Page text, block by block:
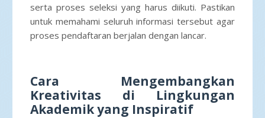
serta proses seleksi yang harus diikuti. Pastikan
untuk memahami seluruh informasi tersebut agar
proses pendaftaran berjalan dengan lancar.
Cara Mengembangkan
Kreativitas di Lingkungan
Akademik yang Inspiratif